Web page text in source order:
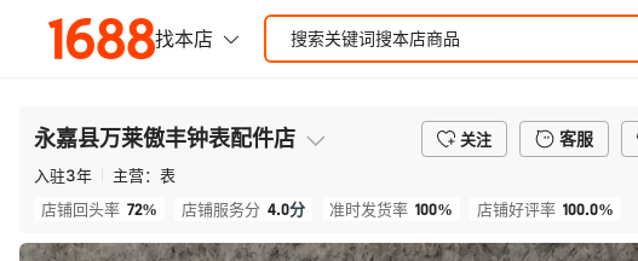
永嘉县万莱傲丰钟表配件店 关注 客服
入驻3年 主营： 表
店铺回头率 72% 店铺服务分 4.0分 准时发货率 100% 店铺好评率 100.0%